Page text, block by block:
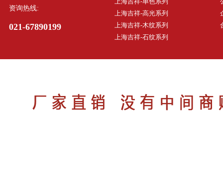
资询热线:
021-67890199
上海吉祥-高光系列
上海吉祥-木纹系列
上海吉祥-石纹系列